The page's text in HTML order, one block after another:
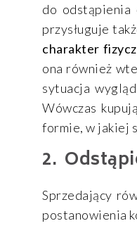
do odstąpienia
przysługuje
charakter
ona również
sytuacja
Wówczas
formie, w jakiej
Sprzedający
postanowienia